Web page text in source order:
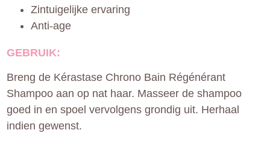
Zintuigelijke ervaring
Anti-age
GEBRUIK:
Breng de Kérastase Chrono Bain Régénérant
Shampoo aan op nat haar. Masseer de shampoo
goed in en spoel vervolgens grondig uit. Herhaal
indien gewenst.